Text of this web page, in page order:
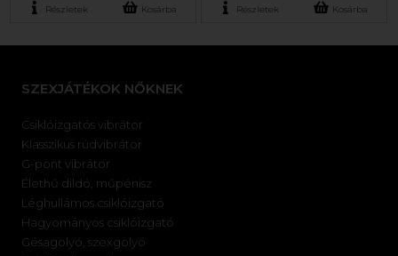
Részletek Kosárba Részletek Kosárba
SZEXJÁTÉKOK NŐKNEK
Csiklóizgatós vibrátor
Klasszikus rúdvibrátor
G-pont vibrátor
Élethű dildó, műpénisz
Léghullámos csiklóizgató
Hagyományos csiklóizgató
Gésagolyó, szexgolyó